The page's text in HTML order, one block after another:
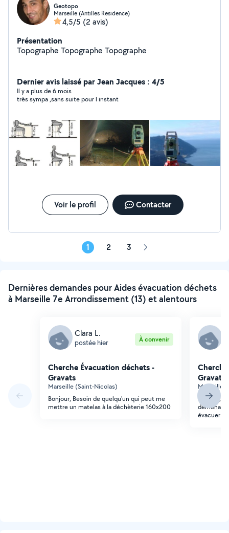
Geotopo
Marseille (Antilles Residence)
4,5/5 (2 avis)
Présentation
Topographe Topographe Topographe
Dernier avis laissé par Jean Jacques : 4/5
Il y a plus de 6 mois
très sympa ,sans suite pour l instant
Voir le profil Contacter
1 2 3 Page
Dernières demandes pour Aides évacuation déchets
à Marseille 7e Arrondissement (13) et alentours
Clara L.
postée hier À convenir
Cherche Évacuation déchets -
Gravats
Marseille (Saint-Nicolas)
Bonjour, Besoin de quelqu'un qui peut me
mettre un matelas à la déchèterie 160x200
Gravats
Marseille
Bonjour,
évacuer